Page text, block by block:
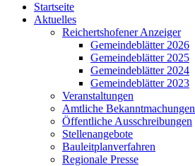
Startseite
Aktuelles
Reichertshofener Anzeiger
Gemeindeblätter 2026
Gemeindeblätter 2025
Gemeindeblätter 2024
Gemeindeblätter 2023
Veranstaltungen
Amtliche Bekanntmachungen
Öffentliche Ausschreibungen
Stellenangebote
Bauleitplanverfahren
Regionale Presse